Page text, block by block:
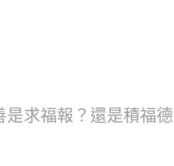
是求福報？還是積福